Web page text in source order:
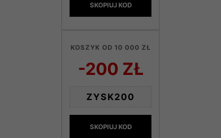
SKOPIUJ KOD
KOSZYK OD 10 000 ZŁ
-200 ZŁ
ZYSK200
SKOPIUJ KOD